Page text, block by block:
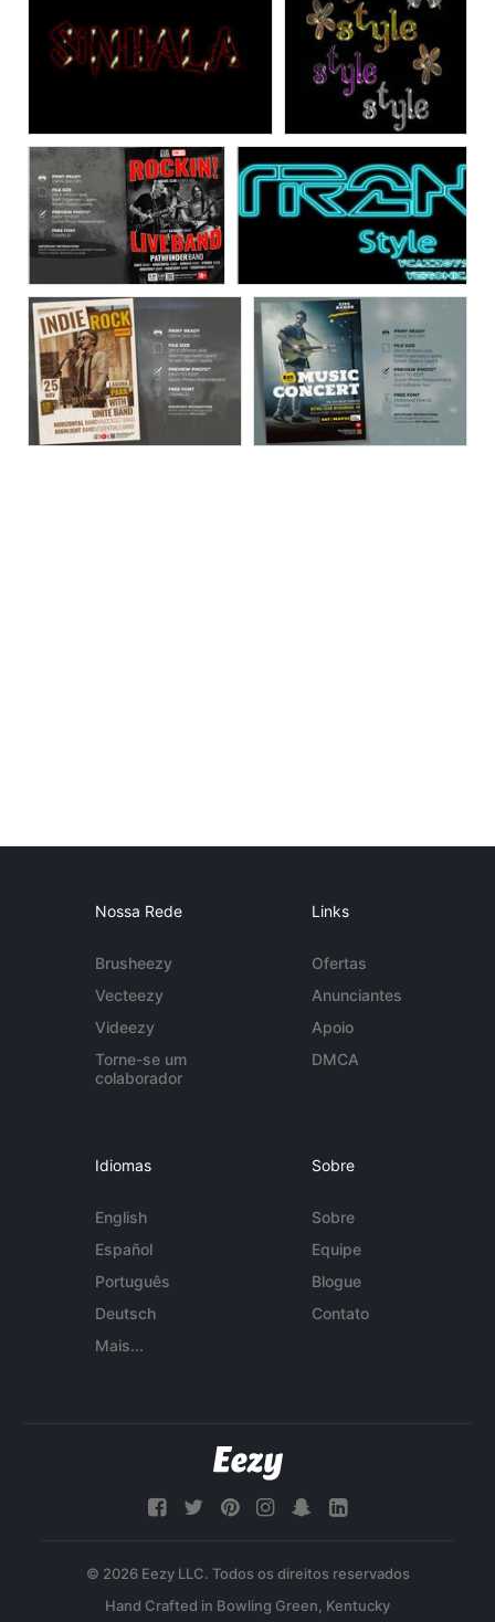
Nossa Rede
Brusheezy
Vecteezy
Videezy
Torne-se um
colaborador
Links
Ofertas
Anunciantes
Apoio
DMCA
Idiomas
English
Español
Português
Deutsch
Mais...
Sobre
Sobre
Equipe
Blogue
Contato
© 2026 Eezy LLC. Todos os direitos reservados